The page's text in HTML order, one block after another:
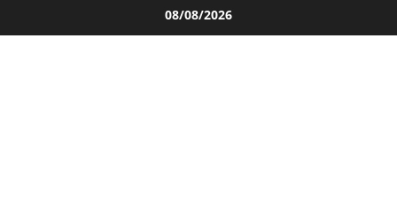
al
08/08/2026